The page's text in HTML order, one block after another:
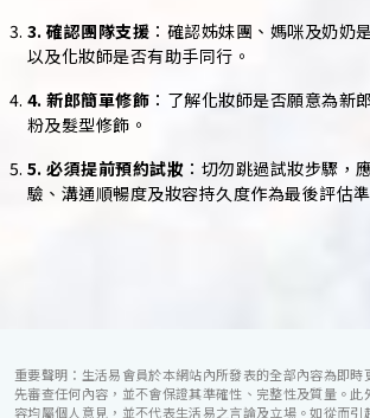
3. 確認團隊支援 ：確認姊妹團、媽咪及奶奶
以及化妝師是否有助手同行。
4. 新郎簡單修飾 ：了解化妝師是否願意為新
粉及髮型修飾。
5. 必須提前預約試妝 ：切勿跳過試妝步驟，
驗、溝通順暢度及妝容持久度作為最後評估準
重要聲明：生活易會員於本網站內所發表的全部內容為即
先審查任何內容，並不會保證其準確性、完整性及質量。此
容均屬個人意見，並不代表生活易之言論及立場。如從而引